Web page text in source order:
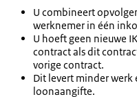
U combineert
werknemer in één
U hoeft geen nieuwe
contract als dit
vorige contract.
Dit levert minder
loonaangifte.